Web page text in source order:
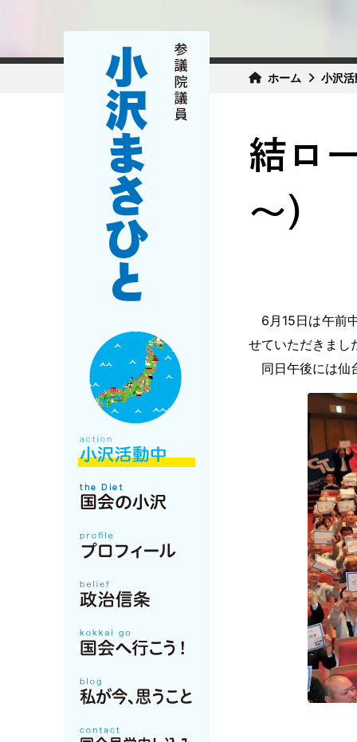
ホーム 小沢
結ロ
～）
6月15日は午前
せていただきまし
同日午後には仙